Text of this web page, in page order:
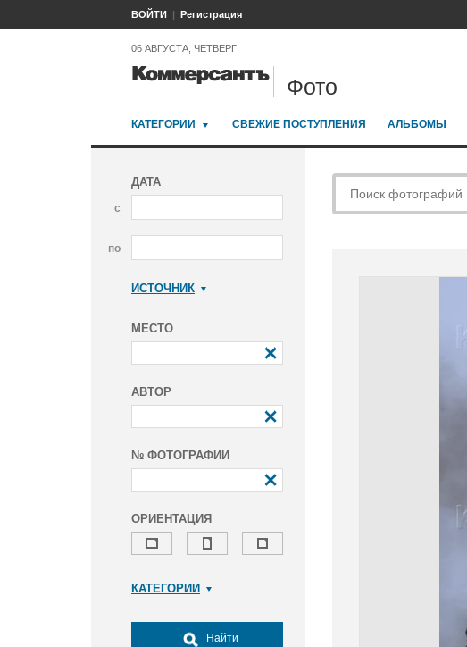
ВОЙТИ Регистрация
06 АВГУСТА, ЧЕТВЕРГ
Фото
КАТЕГОРИИ СВЕЖИЕ ПОСТУПЛЕНИЯ АЛЬБОМЫ
ДАТА
с
по
ИСТОЧНИК
МЕСТО
АВТОР
№ ФОТОГРАФИИ
ОРИЕНТАЦИЯ
КАТЕГОРИИ
Досуг, туризм и отдых
Найти